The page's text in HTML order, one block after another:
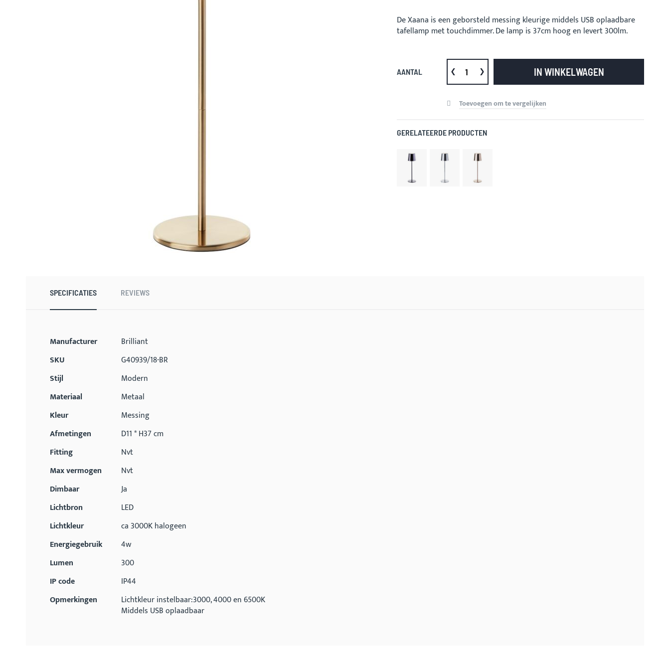
De Xaana is een geborsteld messing kleurige middels USB oplaadbare
tafellamp met touchdimmer. De lamp is 37cm hoog en levert 300lm.
AANTAL IN WINKELWAGEN
Toevoegen om te vergelijken
GERELATEERDE PRODUCTEN
SPECIFICATIES REVIEWS
Meer
Manufacturer
Brilliant
SKU
G40939/18-BR
Stijl
Modern
Materiaal
Metaal
Kleur
Messing
Afmetingen
D11 * H37 cm
Fitting
Nvt
Max vermogen
Nvt
Dimbaar
Ja
Lichtbron
LED
Lichtkleur
ca 3000K halogeen
Energiegebruik
4w
Lumen
300
IP code
IP44
Opmerkingen
Lichtkleur instelbaar:3000, 4000 en 6500K
Middels USB oplaadbaar